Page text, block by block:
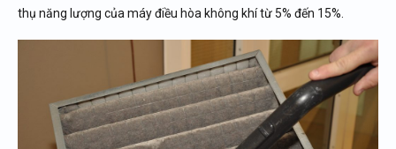
thụ năng lượng của máy điều hòa không khí từ 5% đến 15%.